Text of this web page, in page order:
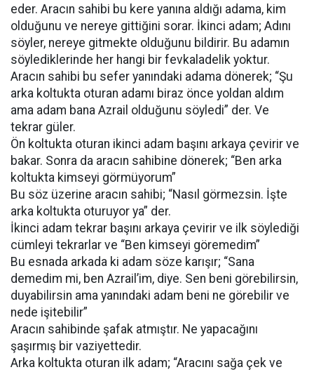
eder. Aracın sahibi bu kere yanına aldığı adama, kim
olduğunu ve nereye gittiğini sorar. İkinci adam; Adını
söyler, nereye gitmekte olduğunu bildirir. Bu adamın
söylediklerinde her hangi bir fevkaladelik yoktur.
Aracın sahibi bu sefer yanındaki adama dönerek; “Şu
arka koltukta oturan adamı biraz önce yoldan aldım
ama adam bana Azrail olduğunu söyledi” der. Ve
tekrar güler.
Ön koltukta oturan ikinci adam başını arkaya çevirir ve
bakar. Sonra da aracın sahibine dönerek; “Ben arka
koltukta kimseyi görmüyorum”
Bu söz üzerine aracın sahibi; “Nasıl görmezsin. İşte
arka koltukta oturuyor ya” der.
İkinci adam tekrar başını arkaya çevirir ve ilk söylediği
cümleyi tekrarlar ve “Ben kimseyi göremedim”
Bu esnada arkada ki adam söze karışır; “Sana
demedim mi, ben Azrail’im, diye. Sen beni görebilirsin,
duyabilirsin ama yanındaki adam beni ne görebilir ve
nede işitebilir”
Aracın sahibinde şafak atmıştır. Ne yapacağını
şaşırmış bir vaziyettedir.
Arka koltukta oturan ilk adam; “Aracını sağa çek ve